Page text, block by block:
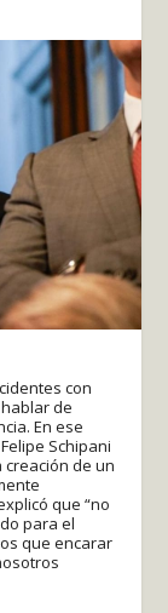
con
de
En ese
Schipani
de un
que “no
para el
que encarar